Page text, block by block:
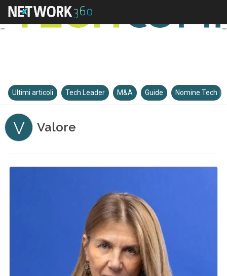
Ultimi articoli Tech Leader M&A Guide Nomine Tech
V Valore